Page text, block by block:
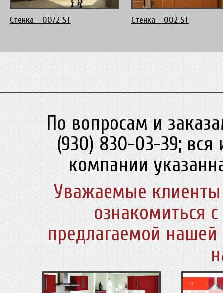
Стенка - 0072 ST Стенка - 002 ST
По вопросам и
(930) 830-03-39;
компании
Уважаемые
ознакомиться
предлагаемой